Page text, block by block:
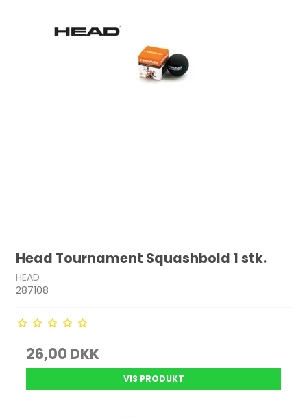
Head Tournament Squashbold 1 stk.
HEAD
287108
26,00 DKK
VIS PRODUKT